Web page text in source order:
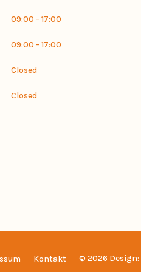
09:00 - 17:00
09:00 - 17:00
Closed
Closed
Kontakt © 2026